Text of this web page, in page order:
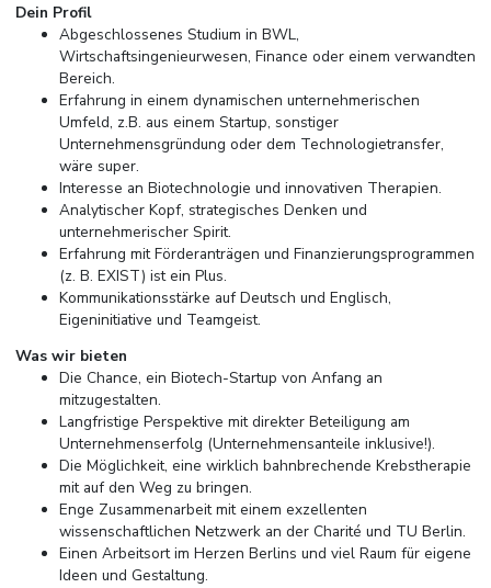
Dein Profil
Abgeschlossenes Studium in BWL,
Wirtschaftsingenieurwesen, Finance oder einem verwandten
Bereich.
Erfahrung in einem dynamischen unternehmerischen
Umfeld, z.B. aus einem Startup, sonstiger
Unternehmensgründung oder dem Technologietransfer,
wäre super.
Interesse an Biotechnologie und innovativen Therapien.
Analytischer Kopf, strategisches Denken und
unternehmerischer Spirit.
Erfahrung mit Förderanträgen und Finanzierungsprogrammen
(z. B. EXIST) ist ein Plus.
Kommunikationsstärke auf Deutsch und Englisch,
Eigeninitiative und Teamgeist.
Was wir bieten
Die Chance, ein Biotech-Startup von Anfang an
mitzugestalten.
Langfristige Perspektive mit direkter Beteiligung am
Unternehmenserfolg (Unternehmensanteile inklusive!).
Die Möglichkeit, eine wirklich bahnbrechende Krebstherapie
mit auf den Weg zu bringen.
Enge Zusammenarbeit mit einem exzellenten
wissenschaftlichen Netzwerk an der Charité und TU Berlin.
Einen Arbeitsort im Herzen Berlins und viel Raum für eigene
Ideen und Gestaltung.